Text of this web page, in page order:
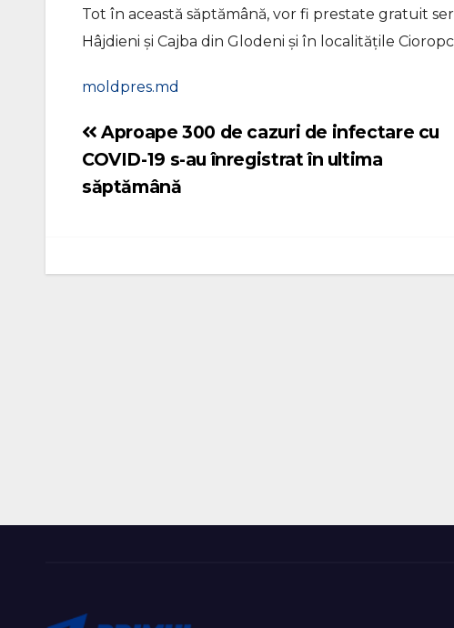
Tot în această săptămână, vor fi prestate gratuit
Hâjdieni și Cajba din Glodeni și în localitățile
moldpres.md
Navigare
în
Aproape 300 de cazuri de infectare cu
COVID-19 s-au înregistrat în ultima
săptămână